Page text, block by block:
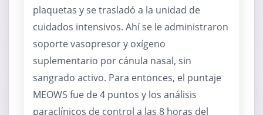
plaquetas y se trasladó a la unidad de
cuidados intensivos. Ahí se le administraron
soporte vasopresor y oxígeno
suplementario por cánula nasal, sin
sangrado activo. Para entonces, el puntaje
MEOWS fue de 4 puntos y los análisis
paraclínicos de control a las 8 horas del